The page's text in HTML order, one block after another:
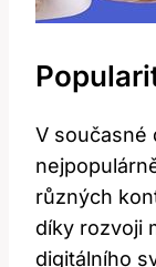
V současné
různých
díky rozvoji
digitálního